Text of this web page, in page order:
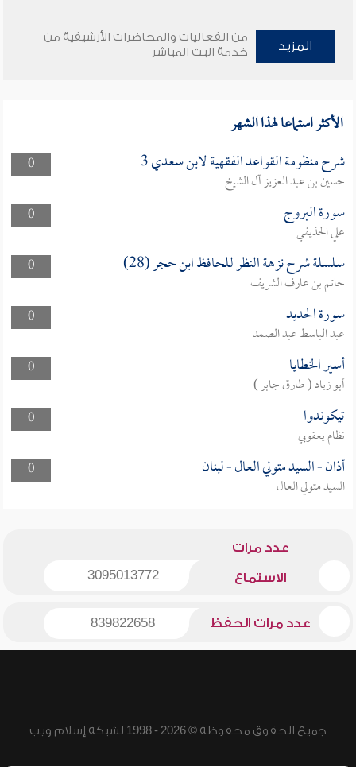
المزيد
من الفعاليات والمحاضرات الأرشيفية من
خدمة البث المباشر
الأكثر استماعا لهذا الشهر
0 شرح منظومة القواعد الفقهية لابن سعدي 3
حسين بن عبد العزيز آل الشيخ
0
سورة البروج
علي الحذيفي
0
سلسلة شرح نزهة النظر للحافظ ابن حجر (28)
حاتم بن عارف الشريف
0
سورة الحديد
عبد الباسط عبد الصمد
0
أسير الخطايا
أبو زياد ( طارق جابر )
0
تيكوندوا
نظام يعقوبي
0
أذان - السيد متولي العال - لبنان
السيد متولي العال
عدد مرات
الاستماع 3095013772
عدد مرات الحفظ 839822658
جميع الحقوق محفوظة © 2026 - 1998 لشبكة إسلام ويب